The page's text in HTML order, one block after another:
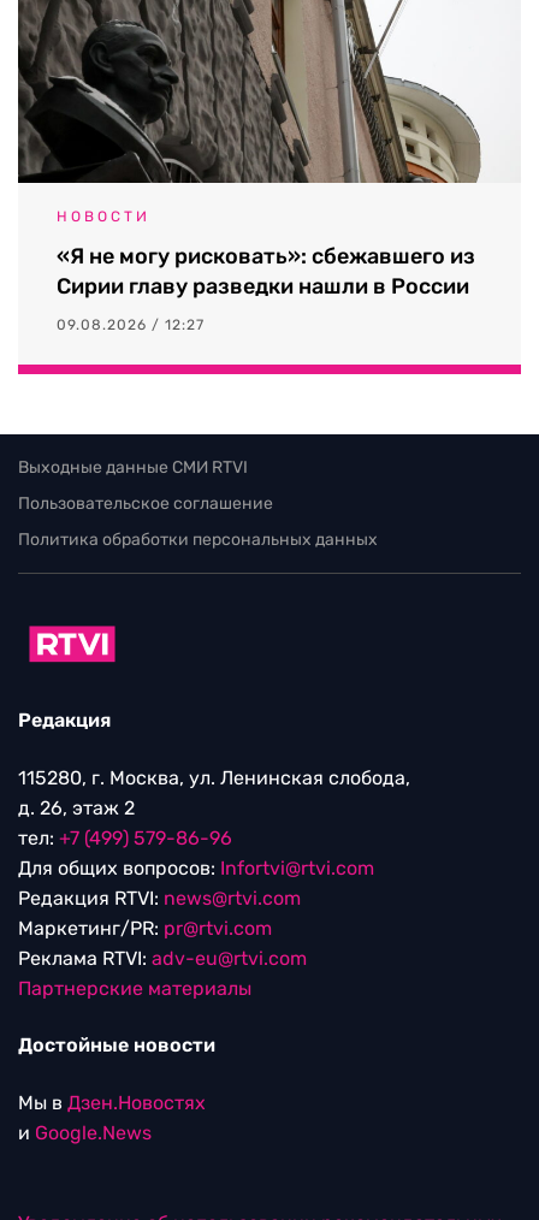
НОВОСТИ
«Я не могу рисковать»: сбежавшего из
Сирии главу разведки нашли в России
09.08.2026 / 12:27
Выходные данные СМИ RTVI
Пользовательское соглашение
Политика обработки персональных данных
Редакция
115280, г. Москва, ул. Ленинская слобода,
д. 26, этаж 2
тел: +7 (499) 579-86-96
Для общих вопросов: Infortvi@rtvi.com
Редакция RTVI: news@rtvi.com
Маркетинг/PR: pr@rtvi.com
Реклама RTVI: adv-eu@rtvi.com
Партнерские материалы
Достойные новости
Мы в Дзен.Новостях
и Google.News